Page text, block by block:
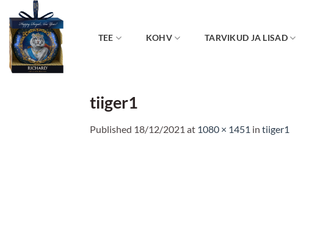
content
TEE KOHV TARVIKUD JA LISAD
tiiger1
Published 18/12/2021 at 1080 × 1451 in tiiger1